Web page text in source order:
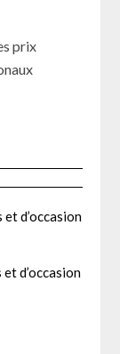
prix
d’occasion
d’occasion